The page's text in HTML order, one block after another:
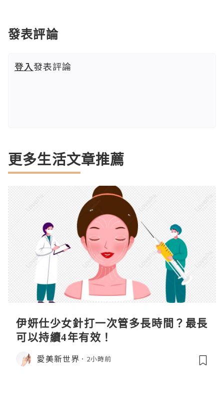
發表評論
登入發表評論
更多生活文章推薦
伊妍仕少女針打一次管多長時間？最長
可以持續4年有效！
愛美新世界 2小時前